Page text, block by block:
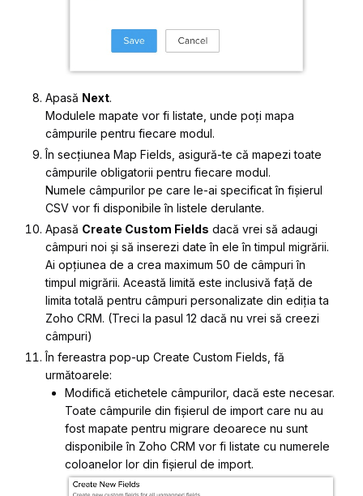
Apasă Next.
Modulele mapate vor fi listate, unde poți mapa
câmpurile pentru fiecare modul.
În secțiunea Map Fields , asigură-te că mapezi toate
câmpurile obligatorii pentru fiecare modul.
Numele câmpurilor pe care le-ai specificat în fișierul
CSV vor fi disponibile în listele derulante.
Apasă Create Custom Fields dacă vrei să adaugi
câmpuri noi și să inserezi date în ele în timpul migrării.
Ai opțiunea de a crea maximum 50 de câmpuri în
timpul migrării. Această limită este inclusivă față de
limita totală pentru câmpuri personalizate din ediția ta
Zoho CRM. (Treci la pasul 12 dacă nu vrei să creezi
câmpuri)
În fereastra pop-up Create Custom Fields , fă
următoarele:
Modifică etichetele câmpurilor, dacă este necesar.
Toate câmpurile din fișierul de import care nu au
fost mapate pentru migrare deoarece nu sunt
disponibile în Zoho CRM vor fi listate cu numerele
coloanelor lor din fișierul de import.